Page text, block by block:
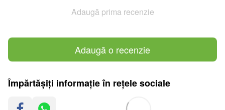
Adaugă prima recenzie
Adaugă o recenzie
Împărtășiți informație în rețele sociale